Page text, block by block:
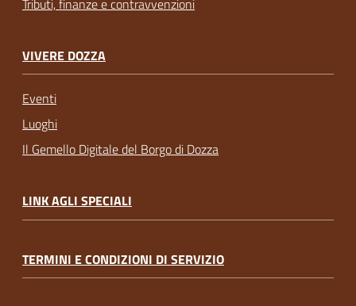
Tributi, finanze e contravvenzioni
VIVERE DOZZA
Eventi
Luoghi
Il Gemello Digitale del Borgo di Dozza
LINK AGLI SPECIALI
TERMINI E CONDIZIONI DI SERVIZIO